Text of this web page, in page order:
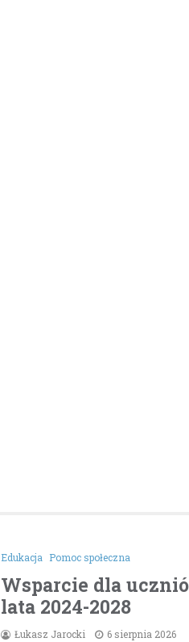
Edukacja Pomoc społeczna
Wsparcie dla
lata 2024-2028
Łukasz Jarocki 6 sierpnia 2026